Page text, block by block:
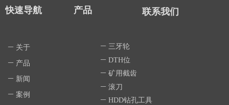
快速导航
ꄵ 关于
ꄵ 产品
ꄵ 新闻
ꄵ 案例
ꄵ 三牙轮
ꄵ DTH位
ꄵ 矿用截齿
ꄵ 滚刀
ꄵ HDD钻孔工具
产品 联系我们